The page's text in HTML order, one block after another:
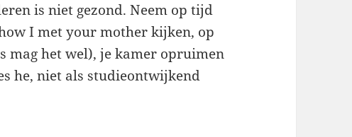
is niet gezond. Neem op tijd
I met your mother kijken, op
mag het wel), je kamer opruimen
he, niet als studieontwijkend